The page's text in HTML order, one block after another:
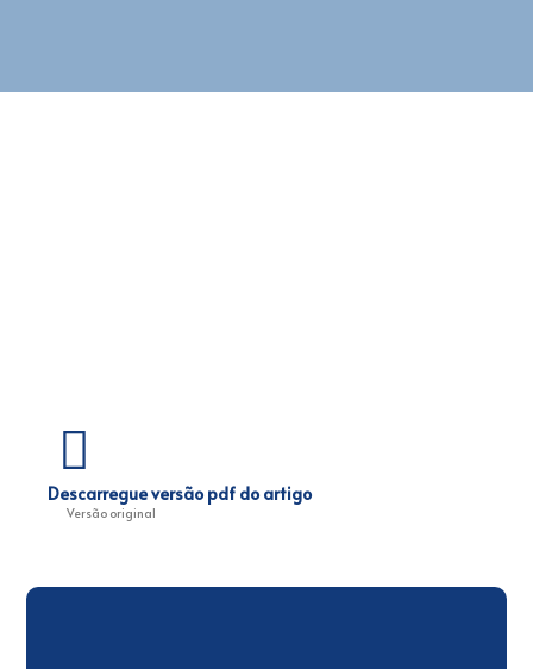
Descarregue versão pdf do artigo
Versão original